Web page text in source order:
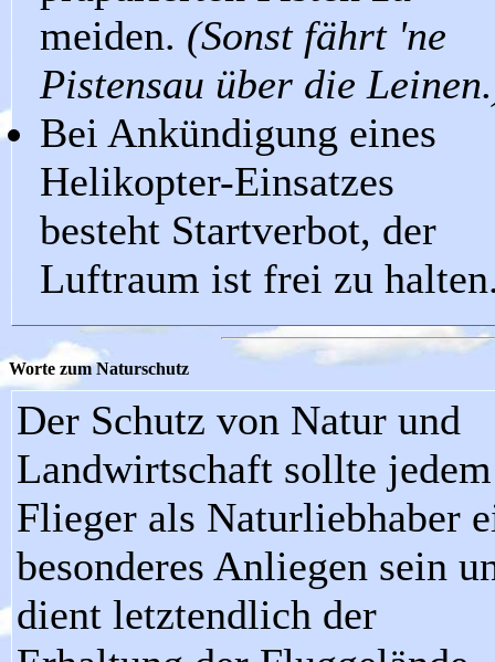
meiden. (Sonst fährt 'ne
Pistensau über die
Bei Ankündigung eines
Helikopter-Einsatzes
besteht Startverbot, der
Luftraum ist frei zu
Worte zum Naturschutz
Der Schutz von Natur und
Landwirtschaft sollte jedem
Flieger als Naturliebhaber
besonderes Anliegen sein
dient letztendlich der